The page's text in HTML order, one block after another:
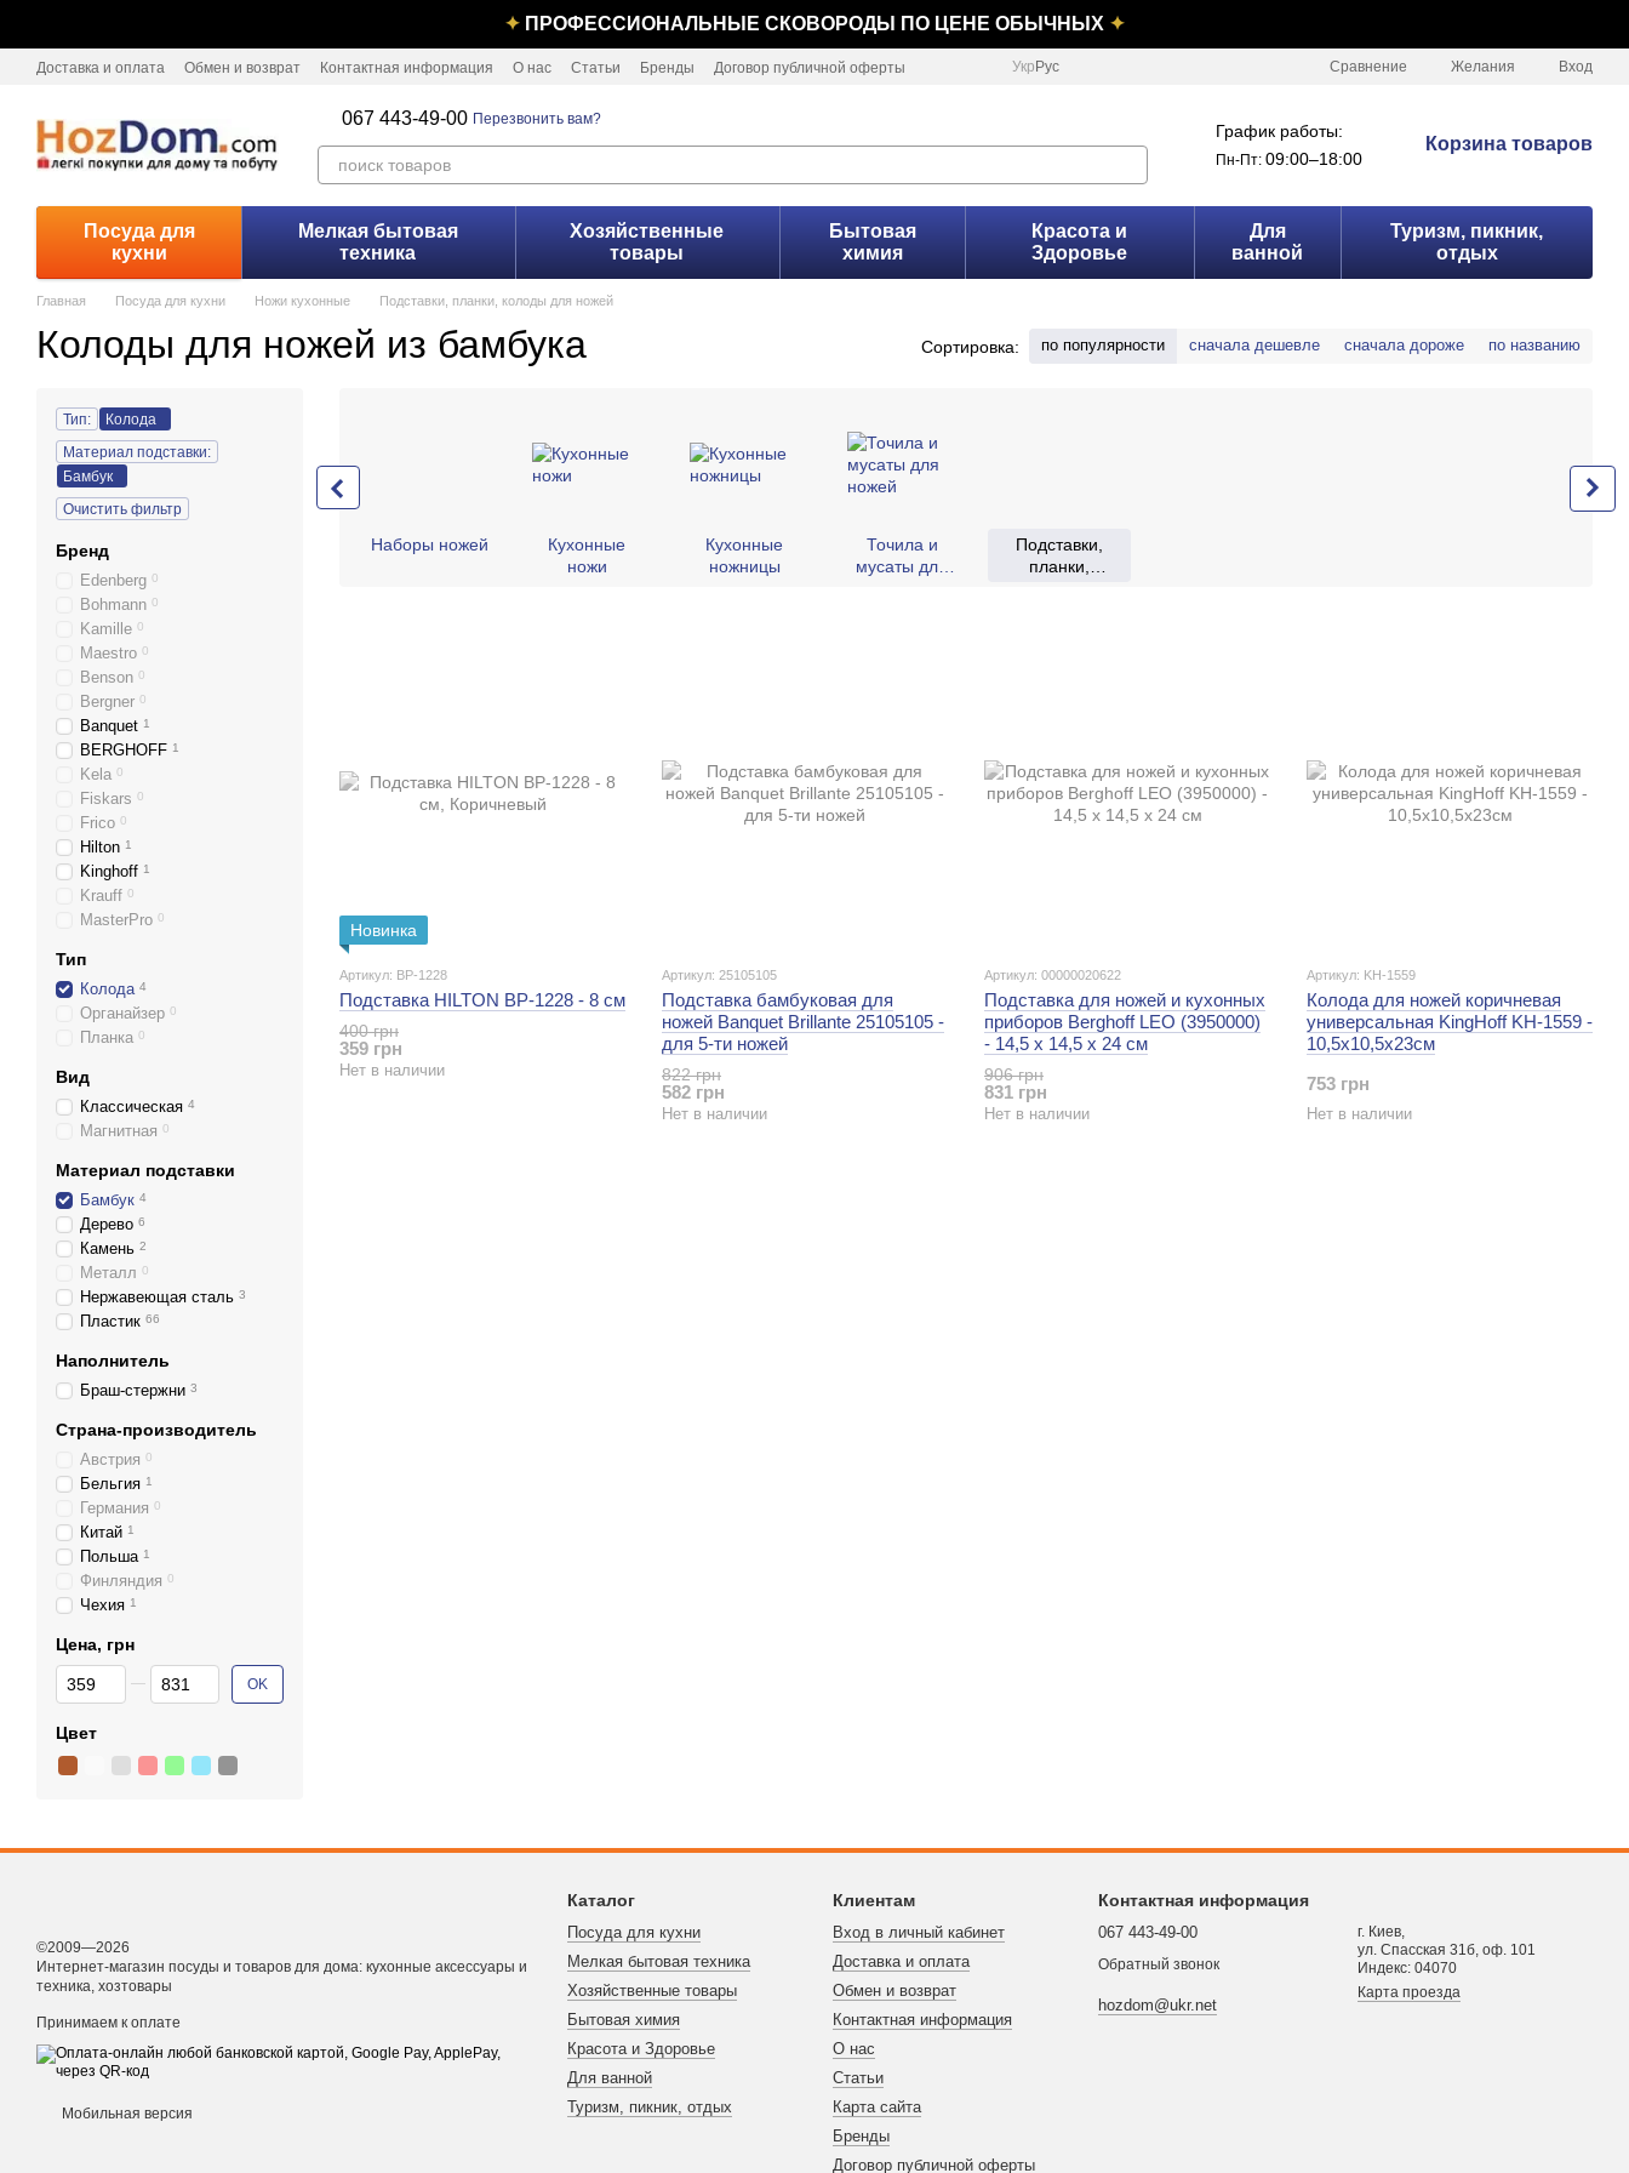
✦ ПРОФЕССИОНАЛЬНЫЕ СКОВОРОДЫ ПО ЦЕНЕ ОБЫЧНЫХ ✦
Доставка и оплата Обмен и возврат Контактная информация О нас Статьи Бренды Договор публичной оферты Укр Рус Сравнение Желания Вход
067 443-49-00 Перезвонить вам?
График работы:
Пн-Пт: 09:00–18:00
Корзина товаров
Посуда для
кухни
Мелкая бытовая
техника
Хозяйственные
товары
Бытовая
химия
Красота и
Здоровье
Для
ванной
Туризм, пикник,
отдых
Главная Посуда для кухни Ножи кухонные Подставки, планки, колоды для ножей
Колоды для ножей из бамбука Сортировка: по популярности сначала дешевле сначала дороже по названию
Наборы ножей
Кухонные
ножи
Кухонные
ножницы
Точила и
мусаты для
Подставки,
планки,
Новинка
Артикул: BP-1228
Подставка HILTON BP-1228 - 8 см
400 грн
359 грн
Нет в наличии
Артикул: 25105105
Подставка бамбуковая для
ножей Banquet Brillante 25105105 -
для 5-ти ножей
822 грн
582 грн
Нет в наличии
Артикул: 00000020622
Подставка для ножей и кухонных
приборов Berghoff LEO (3950000)
- 14,5 х 14,5 х 24 см
906 грн
831 грн
Нет в наличии
Артикул: KH-1559
Колода для ножей коричневая
универсальная KingHoff KH-1559 -
10,5х10,5х23см
753 грн
Нет в наличии
Тип:
Колода
Материал подставки:
Бамбук
Очистить фильтр
Бренд
Edenberg 0
Bohmann 0
Kamille 0
Maestro 0
Benson 0
Bergner 0
Banquet 1
BERGHOFF 1
Kela 0
Fiskars 0
Frico 0
Hilton 1
Kinghoff 1
Krauff 0
MasterPro 0
Тип
Колода 4
Органайзер 0
Планка 0
Вид
Классическая 4
Магнитная 0
Материал подставки
Бамбук 4
Дерево 6
Камень 2
Металл 0
Нержавеющая сталь 3
Пластик 66
Наполнитель
Браш-стержни 3
Страна-производитель
Австрия 0
Бельгия 1
Германия 0
Китай 1
Польша 1
Финляндия 0
Чехия 1
Цена, грн
От Цена, грн
До Цена, грн OK
Цвет
©2009—2026
Интернет-магазин посуды и товаров для дома: кухонные аксессуары и
техника, хозтовары
Принимаем к оплате
Мобильная версия
Каталог
Посуда для кухни
Мелкая бытовая техника
Хозяйственные товары
Бытовая химия
Красота и Здоровье
Для ванной
Туризм, пикник, отдых
Клиентам
Вход в личный кабинет
Доставка и оплата
Обмен и возврат
Контактная информация
О нас
Статьи
Карта сайта
Бренды
Договор публичной оферты
Контактная информация
067 443-49-00
Обратный звонок
hozdom@ukr.net
г. Киев,
ул. Спасская 31б, оф. 101
Индекс: 04070
Карта проезда